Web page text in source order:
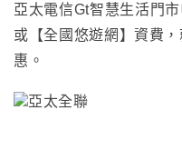
亞太電信Gt智慧生活門
或【全國悠遊網】資費
惠。